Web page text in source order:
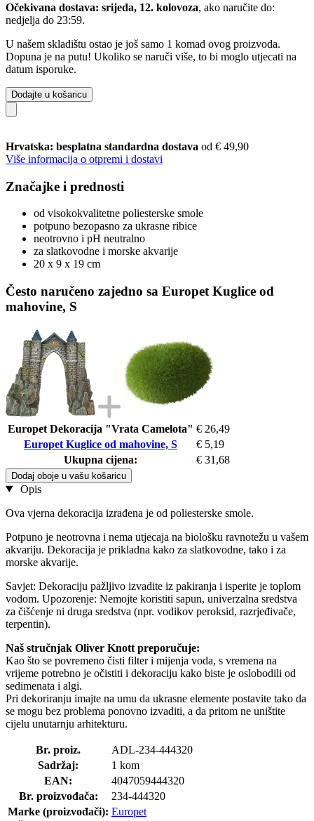
Očekivana dostava: srijeda, 12. kolovoza, ako naručite do:
nedjelja do 23:59.
U našem skladištu ostao je još samo 1 komad ovog proizvoda.
Dopuna je na putu! Ukoliko se naruči više, to bi moglo utjecati na
datum isporuke.
Dodajte u košaricu
Hrvatska: besplatna standardna dostava od € 49,90
Više informacija o otpremi i dostavi
Značajke i prednosti
od visokokvalitetne poliesterske smole
potpuno bezopasno za ukrasne ribice
neotrovno i pH neutralno
za slatkovodne i morske akvarije
20 x 9 x 19 cm
Često naručeno zajedno sa Europet Kuglice od
mahovine, S
Europet Dekoracija "Vrata Camelota" € 26,49
Europet Kuglice od mahovine, S
€ 5,19
Ukupna cijena:
€ 31,68
Dodaj oboje u vašu košaricu
Opis
Ova vjerna dekoracija izrađena je od poliesterske smole.
Potpuno je neotrovna i nema utjecaja na biološku ravnotežu u vašem
akvariju. Dekoracija je prikladna kako za slatkovodne, tako i za
morske akvarije.
Savjet: Dekoraciju pažljivo izvadite iz pakiranja i isperite je toplom
vodom. Upozorenje: Nemojte koristiti sapun, univerzalna sredstva
za čišćenje ni druga sredstva (npr. vodikov peroksid, razrjeđivače,
terpentin).
Naš stručnjak Oliver Knott preporučuje:
Kao što se povremeno čisti filter i mijenja voda, s vremena na
vrijeme potrebno je očistiti i dekoraciju kako biste je oslobodili od
sedimenata i algi.
Pri dekoriranju imajte na umu da ukrasne elemente postavite tako da
se mogu bez problema ponovno izvaditi, a da pritom ne uništite
cijelu unutarnju arhitekturu.
Br. proiz.
ADL-234-444320
Sadržaj:
1 kom
EAN:
4047059444320
Br. proizvođača:
234-444320
Marke (proizvođači): Europet